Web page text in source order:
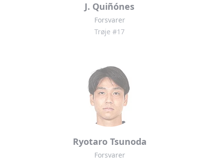
J. Quiñónes
Forsvarer
Trøje #17
Ryotaro Tsunoda
Forsvarer